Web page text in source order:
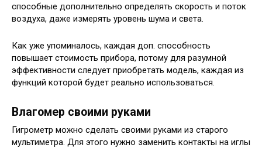
способные дополнительно определять скорость и поток
воздуха, даже измерять уровень шума и света.
Как уже упоминалось, каждая доп. способность
повышает стоимость прибора, потому для разумной
эффективности следует приобретать модель, каждая из
функций которой будет реально использоваться.
Влагомер своими руками
Гигрометр можно сделать своими руками из старого
мультиметра. Для этого нужно заменить контакты на иглы